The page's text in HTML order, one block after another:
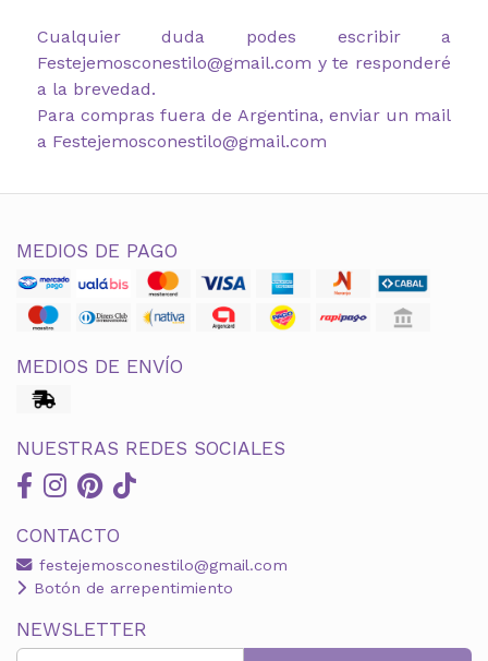
Cualquier duda podes escribir a
Festejemosconestilo@gmail.com y te responderé
a la brevedad.
Para compras fuera de Argentina, enviar un mail
a Festejemosconestilo@gmail.com
MEDIOS DE PAGO
MEDIOS DE ENVÍO
NUESTRAS REDES SOCIALES
CONTACTO
festejemosconestilo@gmail.com
Botón de arrepentimiento
NEWSLETTER